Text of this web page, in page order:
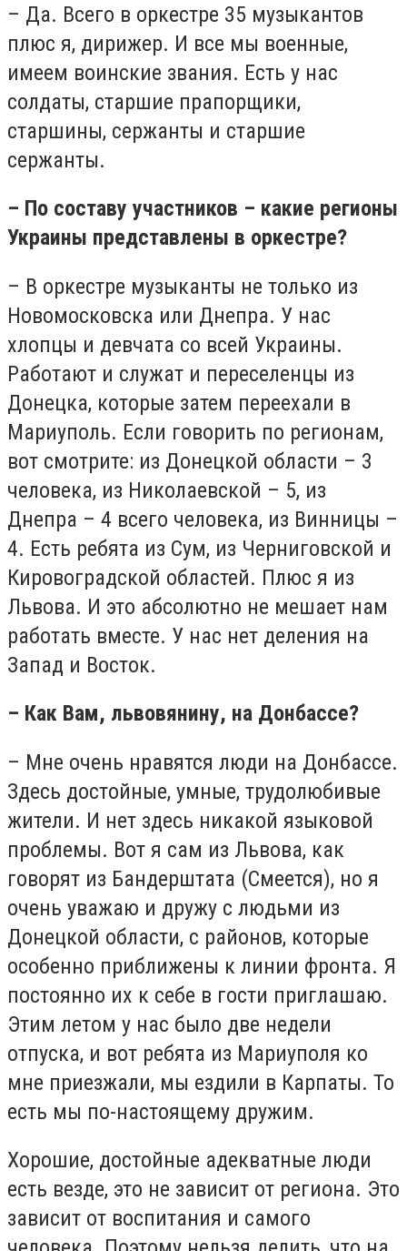
– Да. Всего в оркестре 35 музыкантов
плюс я, дирижер. И все мы военные,
имеем воинские звания. Есть у нас
солдаты, старшие прапорщики,
старшины, сержанты и старшие
сержанты.
– По составу участников – какие регионы
Украины представлены в оркестре?
– В оркестре музыканты не только из
Новомосковска или Днепра. У нас
хлопцы и девчата со всей Украины.
Работают и служат и переселенцы из
Донецка, которые затем переехали в
Мариуполь. Если говорить по регионам,
вот смотрите: из Донецкой области – 3
человека, из Николаевской – 5, из
Днепра – 4 всего человека, из Винницы –
4. Есть ребята из Сум, из Черниговской и
Кировоградской областей. Плюс я из
Львова. И это абсолютно не мешает нам
работать вместе. У нас нет деления на
Запад и Восток.
– Как Вам, львовянину, на Донбассе?
– Мне очень нравятся люди на Донбассе.
Здесь достойные, умные, трудолюбивые
жители. И нет здесь никакой языковой
проблемы. Вот я сам из Львова, как
говорят из Бандерштата (Смеется), но я
очень уважаю и дружу с людьми из
Донецкой области, с районов, которые
особенно приближены к линии фронта. Я
постоянно их к себе в гости приглашаю.
Этим летом у нас было две недели
отпуска, и вот ребята из Мариуполя ко
мне приезжали, мы ездили в Карпаты. То
есть мы по-настоящему дружим.
Хорошие, достойные адекватные люди
есть везде, это не зависит от региона. Это
зависит от воспитания и самого